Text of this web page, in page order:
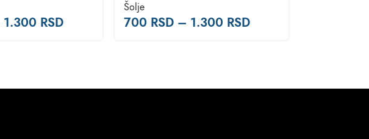
1.300 RSD
Šolje
700 RSD – 1.300 RSD